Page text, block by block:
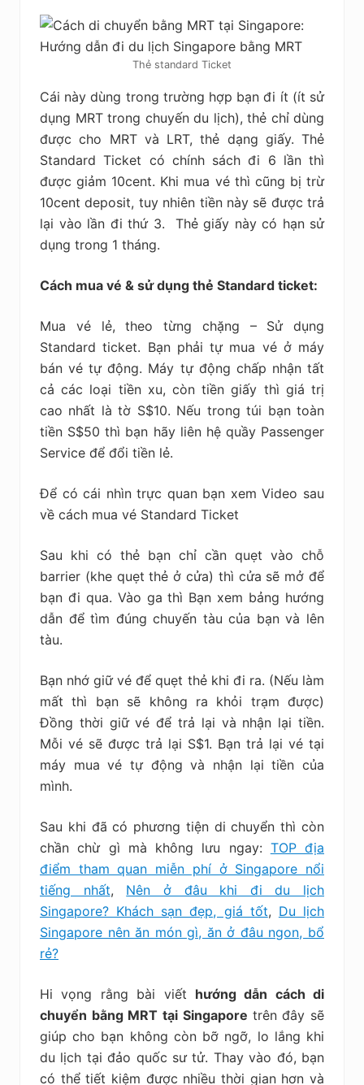
Thẻ standard Ticket
Cái này dùng trong trường hợp bạn đi ít (ít sử
dụng MRT trong chuyến du lịch), thẻ chỉ dùng
được cho MRT và LRT, thẻ dạng giấy. Thẻ
Standard Ticket có chính sách đi 6 lần thì
được giảm 10cent. Khi mua vé thì cũng bị trừ
10cent deposit, tuy nhiên tiền này sẽ được trả
lại vào lần đi thứ 3. Thẻ giấy này có hạn sử
dụng trong 1 tháng.
Cách mua vé & sử dụng thẻ Standard ticket:
Mua vé lẻ, theo từng chặng – Sử dụng
Standard ticket. Bạn phải tự mua vé ở máy
bán vé tự động. Máy tự động chấp nhận tất
cả các loại tiền xu, còn tiền giấy thì giá trị
cao nhất là tờ S$10. Nếu trong túi bạn toàn
tiền S$50 thì bạn hãy liên hệ quầy Passenger
Service để đổi tiền lẻ.
Để có cái nhìn trực quan bạn xem Video sau
về cách mua vé Standard Ticket
Sau khi có thẻ bạn chỉ cần quẹt vào chỗ
barrier (khe quẹt thẻ ở cửa) thì cửa sẽ mở để
bạn đi qua. Vào ga thì Bạn xem bảng hướng
dẫn để tìm đúng chuyến tàu của bạn và lên
tàu.
Bạn nhớ giữ vé để quẹt thẻ khi đi ra. (Nếu làm
mất thì bạn sẽ không ra khỏi trạm được)
Đồng thời giữ vé để trả lại và nhận lại tiền.
Mỗi vé sẽ được trả lại S$1. Bạn trả lại vé tại
máy mua vé tự động và nhận lại tiền của
mình.
Sau khi đã có phương tiện di chuyển thì còn
chần chừ gì mà không lưu ngay: TOP địa
điểm tham quan miễn phí ở Singapore nổi
tiếng nhất, Nên ở đâu khi đi du lịch
Singapore? Khách sạn đẹp, giá tốt, Du lịch
Singapore nên ăn món gì, ăn ở đâu ngon, bổ
rẻ?
Hi vọng rằng bài viết hướng dẫn cách di
chuyển bằng MRT tại Singapore trên đây sẽ
giúp cho bạn không còn bỡ ngỡ, lo lắng khi
du lịch tại đảo quốc sư tử. Thay vào đó, bạn
có thể tiết kiệm được nhiều thời gian hơn và